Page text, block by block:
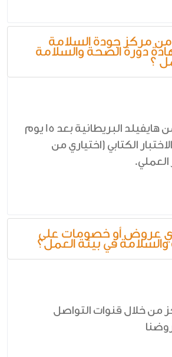
مركز جودة السلامة
دورة الصحة والسلامة
؟
تصدر الشهادة من هايفيلد البريطانية بعد 15 يوم
الكتابي (اختياري من
العملي.
عروض أو خصومات على
في بيئة العمل؟
من خلال قنوات التواصل